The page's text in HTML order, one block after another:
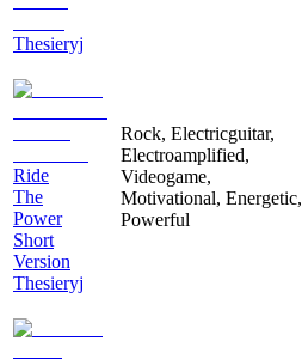
Thesieryj
Ride
The
Power
Short
Version
Thesieryj
Rock, Electricguitar,
Electroamplified,
Videogame,
Motivational, Energetic,
Powerful